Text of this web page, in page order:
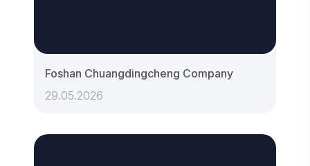
Foshan Chuangdingcheng Company
29.05.2026